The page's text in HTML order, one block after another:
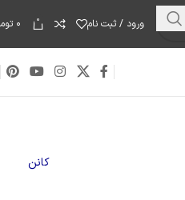
ورود / ثبت نام 0 ۰
کانن